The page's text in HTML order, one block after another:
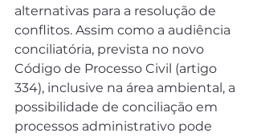
alternativas para a resolução de
conflitos. Assim como a audiência
conciliatória, prevista no novo
Código de Processo Civil (artigo
334), inclusive na área ambiental, a
possibilidade de conciliação em
processos administrativo pode